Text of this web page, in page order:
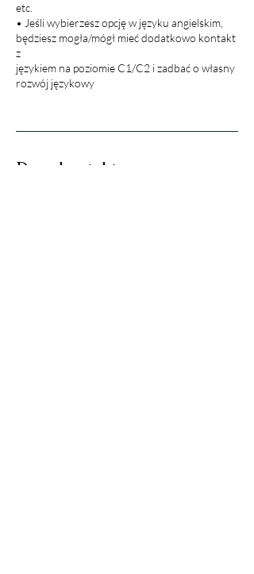
etc.
• Jeśli wybierzesz opcję w języku angielskim,
będziesz mogła/mógł mieć dodatkowo kontakt
z
językiem na poziomie C1/C2 i zadbać o własny
rozwój językowy
Dane kontaktowe